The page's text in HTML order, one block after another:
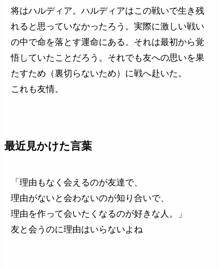
将はハルディア。ハルディアはこの戦いで生き残
れると思っていなかったろう。実際に激しい戦い
の中で命を落とす運命にある。それは最初から覚
悟していたことだろう。それでも友への思いを果
たすため（裏切らないため）に戦へ赴いた。
これも友情。
最近見かけた言葉
「理由もなく会えるのが友達で、
理由がないと会わないのが知り合いで、
理由を作って会いたくなるのが好きな人。」
友と会うのに理由はいらないよね